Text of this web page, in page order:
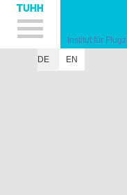
Hauptnavigation
Unternavigation
Inhalt
Suche
Institut für
DE
EN